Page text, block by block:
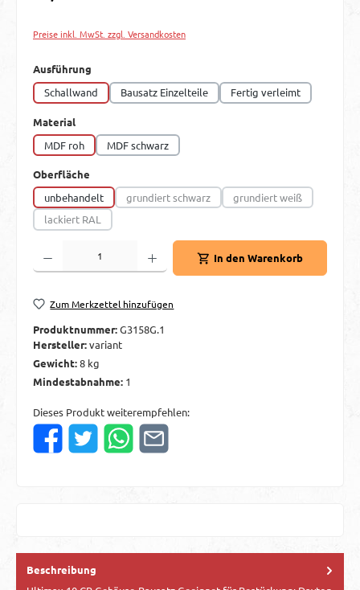
Preise inkl. MwSt. zzgl. Versandkosten
Ausführung
Schallwand
Bausatz Einzelteile Fertig verleimt
Material
MDF roh
MDF schwarz
Oberfläche
unbehandelt
grundiert schwarz
(Diese Option ist zurzeit nicht verfügbar.)
grundiert weiß
(Diese Option ist
lackiert RAL
(Diese Option ist zurzeit nicht verfügbar.)
Produkt Anzahl: Gib den gewünschten Wert ein oder benutze die Schaltflächen
In den Warenkorb
Zum Merkzettel hinzufügen
Produktnummer:G3158G.1
Hersteller:variant
Gewicht:8 kg
Mindestabnahme: 1
Dieses Produkt weiterempfehlen:
Beschreibung